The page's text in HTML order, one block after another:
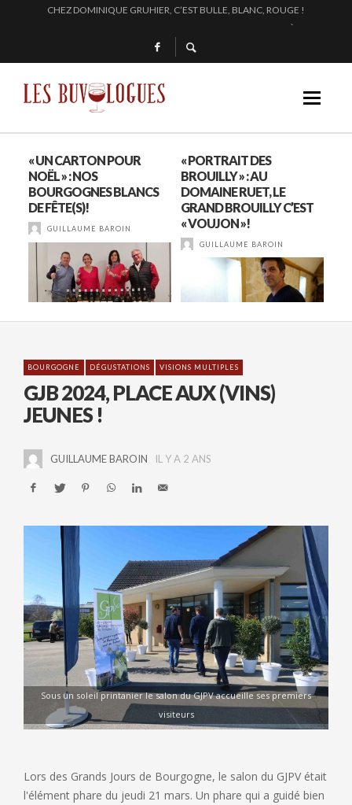
EN 2024, JULIE PITOISET DESSINE LE TRIANGLE DES MOULIN À VENT
L’INTERPROFESSION DES VINS DU BEAUJOLAIS : DU 210 AU 1761 !
SAMUEL BILLAUD FAIT BRILLER 2024
« UN CARTON POUR
NOËL » : NOS
BOURGOGNES BLANCS
DE FÊTE(S)!
GUILLAUME BAROIN
« PORTRAIT DES
BROUILLY » : AU
DOMAINE RUET, LE
GRAND BROUILLY C’EST
« VOUJON »!
GUILLAUME BAROIN
BOURGOGNE DÉGUSTATIONS VISIONS MULTIPLES
GJB 2024, PLACE AUX (VINS)
JEUNES !
GUILLAUME BAROIN IL Y A 2 ANS
Sous un soleil printanier le salon du GJPV accueille ses premiers
visiteurs
Lors des Grands Jours de Bourgogne, le salon du GJPV était
l'élément phare du jeudi 21 mars. Un phare qui a guidé bien